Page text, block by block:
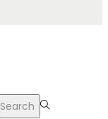
Search